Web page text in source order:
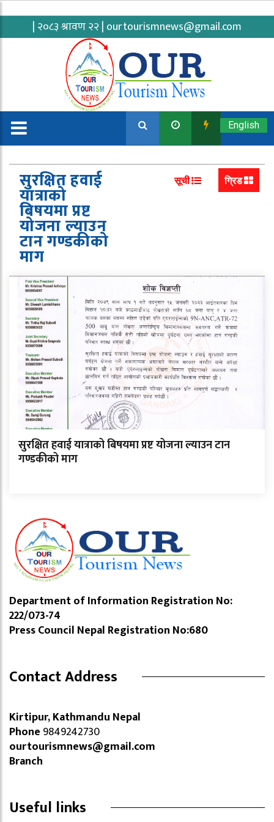
| २०८३ श्रावण २२ | ourtourismnews@gmail.com
English
सुरक्षित हवाई
यात्राको
बिषयमा प्रष्ट
योजना ल्याउन
टान गण्डकीको
माग
सूची ग्रिड
सुरक्षित हवाई यात्राको बिषयमा प्रष्ट योजना ल्याउन टान
गण्डकीको माग
Department of Information Registration No:
222/073-74
Press Council Nepal Registration No:680
Contact Address
Kirtipur, Kathmandu Nepal
Phone 9849242730
ourtourismnews@gmail.com
Branch
Useful links